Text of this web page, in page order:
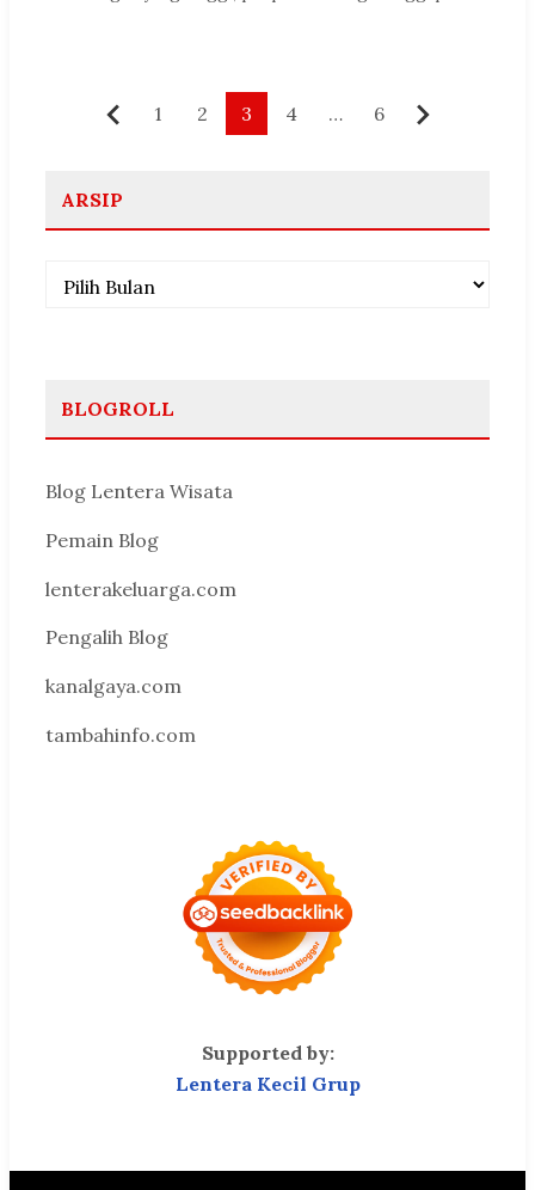
PaginasiSebelumnya
1 2 3 4 … 6
ARSIP
Arsip
BLOGROLL
Blog Lentera Wisata
Pemain Blog
lenterakeluarga.com
Pengalih Blog
kanalgaya.com
tambahinfo.com
Supported by:
Lentera Kecil Grup